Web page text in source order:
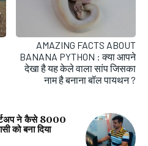
AMAZING FACTS ABOUT
BANANA PYTHON : क्या आपने
देखा है यह केले वाला सांप जिसका
नाम है बनाना बॉल पायथन ?
ने कैसे ₹8000
को बना दिया